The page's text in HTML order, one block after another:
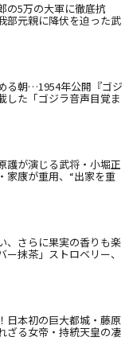
の5万の大軍に徹底抗
部元親に降伏を迫った武
る朝…1954年公開『ゴジ
した「ゴジラ音声目覚ま
護が演じる武将・小堀正
家康が重用、“出家を重
、さらに果実の香りも楽
ー抹茶」ストロベリー、
日本初の巨大都城・藤原
ざる女帝・持統天皇の凄